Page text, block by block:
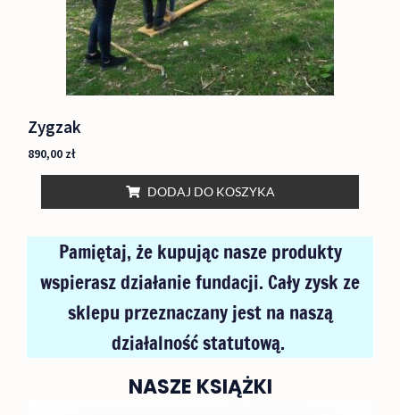
Zygzak
890,00 zł
DODAJ DO KOSZYKA
Pamiętaj, że kupując nasze produkty
wspierasz działanie fundacji. Cały zysk ze
sklepu przeznaczany jest na naszą
działalność statutową.
NASZE KSIĄŻKI